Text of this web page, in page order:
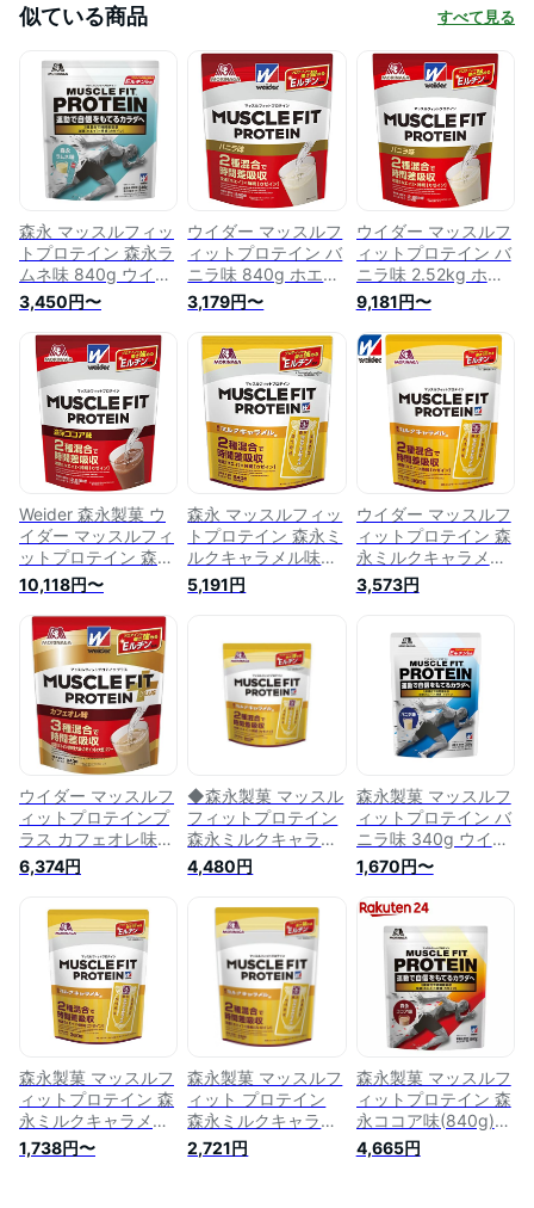
似ている商品 すべて見る
森永 マッスルフィッ
トプロテイン 森永ラ
ムネ味 840g ウイダ
ー ホエイ・カゼイン
2種混合ハイブリッ
ドプロテイン プロテ
インの働き強めるE
ルチン配合 森永製菓
3,450円〜
ウイダー マッスルフ
ィットプロテイン バ
ニラ味 840g ホエ
イ・カゼイン 2種混
合ハイブリッドプロ
テイン プロテインの
働き強めるEルチン
配合 森永製菓
3,179円〜
ウイダー マッスルフ
ィットプロテイン バ
ニラ味 2.52kg ホエ
イ・カゼイン 2種混
合ハイブリッドプロ
テイン プロテインの
働き強めるEルチン
配合 森永製菓
9,181円〜
Weider 森永製菓 ウ
イダー マッスルフィ
ットプロテイン 森永
ココア味 2.28kg ホ
エイ・カゼイン 2種
混合ハイブリッドプ
ロテイン プロテイン
の働き強めるEルチ
ン配合
10,118円〜
森永 マッスルフィッ
トプロテイン 森永ミ
ルクキャラメル味
840g ウイダー ホエ
イ・カゼイン 2種混
テイン プロテ 送
料 無料
5,191円
ウイダー マッスルフ
ィットプロテイン 森
永ミルクキャラメル
味 360g ＊森永製
菓/2種混合タンパク
で時間差吸収/持続的
なアミノ酸供給/プロ
テインの働きを強め
るEルチンを配合/濃
厚でおいしいプロテ
イン/カラダづくりや
3,573円
ウイダー マッスルフ
ィットプロテインプ
ラス カフェオレ味
840g ホエイ・カゼ
イン・大豆の3種混
インの働き強めるE
ルチン配合
6,374円
◆森永製菓 マッスル
フィットプロテイン
森永ミルクキャラメ
ル味 840g
4,480円
森永製菓 マッスルフ
ィットプロテイン バ
ニラ味 340g ウイダ
ー ホエイ カゼイン
グルタミン Eルチン
配合 アンチ・ドーピ
ング 国産
1,670円〜
森永製菓 マッスルフ
ィットプロテイン 森
永ミルクキャラメル
味 (340g) プロテイ
ンパウダー
1,738円〜
森永製菓 マッスルフ
ィット プロテイン
森永ミルクキャラメ
ル味 340g
2,721円
森永製菓 マッスルフ
ィットプロテイン 森
永ココア味(840g)
【イチオシ】【ウイ
ダー(Weider)】[森永
4,665円